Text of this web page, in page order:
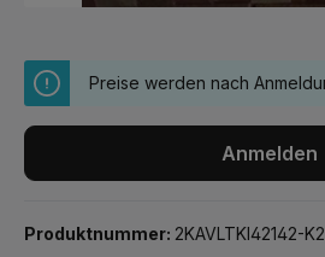
Preise werden nach
Anmelden
Produktnummer: 2KAVLTKI42142-